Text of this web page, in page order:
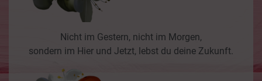
Nicht im Gestern, nicht im Morgen,
sondern im Hier und Jetzt, lebst du deine Zukunft.